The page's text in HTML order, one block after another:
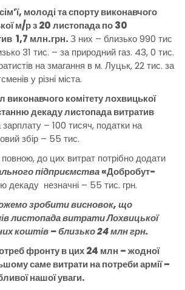
молоді та спорту виконавчого
м/р з 20 листопада по 30
1,7 млн.грн.З них – близько 990 тис
31 тис. – за природний газ. 43, 0 тис.
на змагання в м. Луцьк, 22 тис. за
у різні міста.
виконавчого комітету лохвицької
декаду листопада витратив
– 100 тисяч, податки на
збір – 55 тис.
до цих витрат потрібно додати
підприємства«Добробут-
декаду незначні – 55 тис. грн.
зробити висновок, що
листопада витрати Лохвицької
коштів – близько 24 млн грн.
фронту в цих 24 млн – жодної
саме витрати на потреби армії –
нашої уваги.